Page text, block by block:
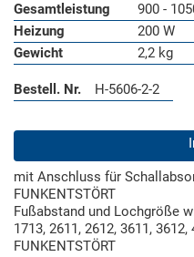
Gesamtleistung
900 ‑
Heizung
200 W
Gewicht
2,2 kg
Bestell. Nr. H-5606-2-2
mit Anschluss für
FUNKENTSTÖRT
Fußabstand und Lochgröße
1713, 2611, 2612, 3611, 3612,
FUNKENTSTÖRT